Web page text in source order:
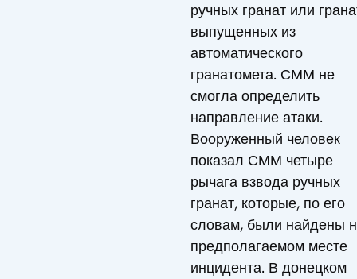
ручных гранат или
выпущенных из
автоматического
гранатомета. СММ не
смогла определить
направление атаки.
Вооруженный человек
показал СММ четыре
рычага взвода ручных
гранат, которые, по его
словам, были найдены
предполагаемом месте
инцидента. В донецком